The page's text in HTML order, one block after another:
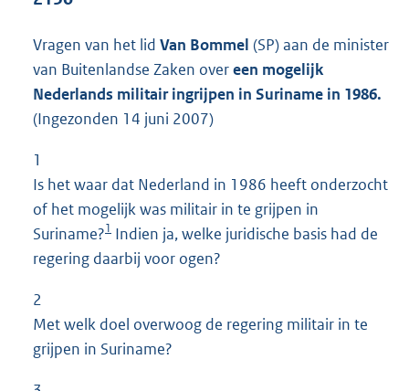
:
K
Vragen van het lid Van Bommel (SP) aan de minister
van Buitenlandse Zaken overeen mogelijk
Nederlands militair ingrijpen in Suriname in 1986.
(Ingezonden 14 juni 2007)
1
Is het waar dat Nederland in 1986 heeft onderzocht
of het mogelijk was militair in te grijpen in
Suriname?1 Indien ja, welke juridische basis had de
regering daarbij voor ogen?
2
Met welk doel overwoog de regering militair in te
grijpen in Suriname?